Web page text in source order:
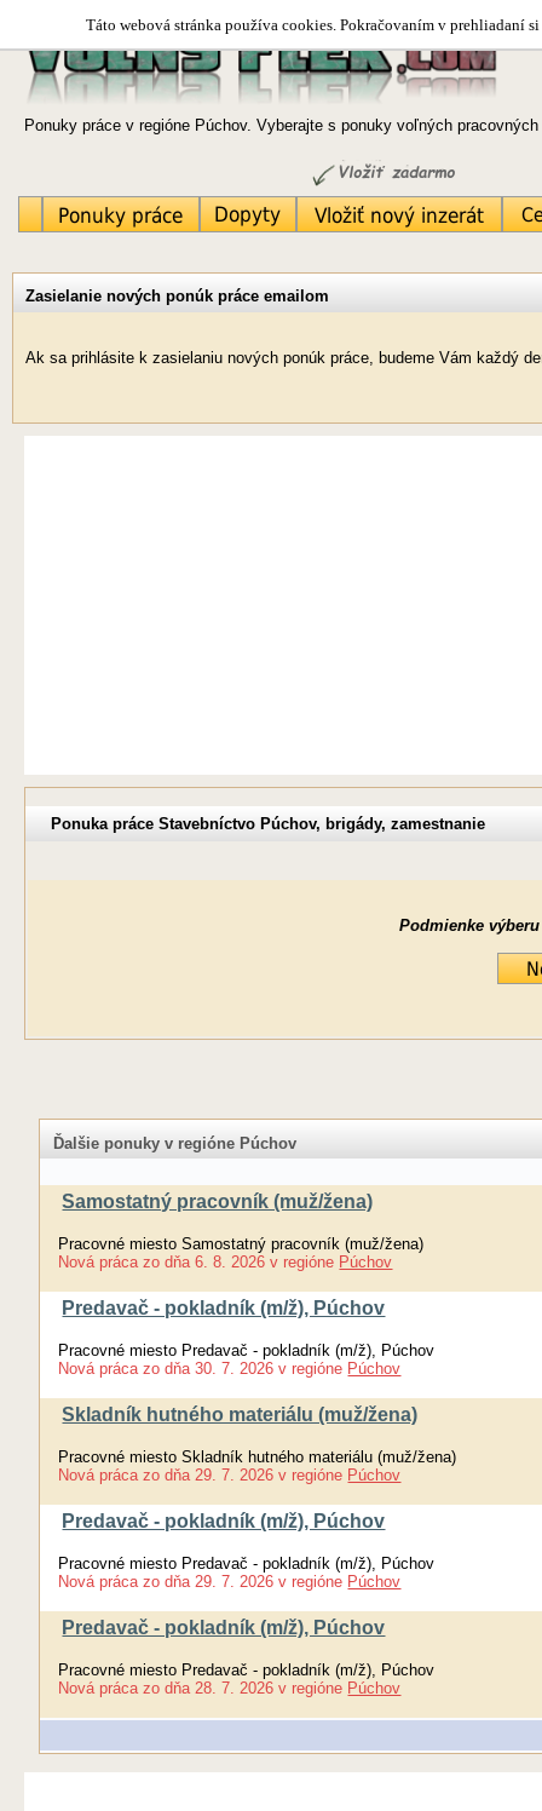
Táto webová stránka používa cookies. Pokračovaním v prehliadaní
Ponuky práce v regióne Púchov. Vyberajte s ponuky voľných
Zasielanie nových ponúk práce emailom
Ak sa prihlásite k zasielaniu nových ponúk práce, budeme Vám každý
Ponuka práce Stavebníctvo Púchov, brigády, zamestnanie
Podmienke výberu
Ďalšie ponuky v regióne Púchov
Samostatný pracovník (muž/žena)
Pracovné miesto Samostatný pracovník (muž/žena)
Nová práca zo dňa 6. 8. 2026 v regióne Púchov
Predavač - pokladník (m/ž), Púchov
Pracovné miesto Predavač - pokladník (m/ž), Púchov
Nová práca zo dňa 30. 7. 2026 v regióne Púchov
Skladník hutného materiálu (muž/žena)
Pracovné miesto Skladník hutného materiálu (muž/žena)
Nová práca zo dňa 29. 7. 2026 v regióne Púchov
Predavač - pokladník (m/ž), Púchov
Pracovné miesto Predavač - pokladník (m/ž), Púchov
Nová práca zo dňa 29. 7. 2026 v regióne Púchov
Predavač - pokladník (m/ž), Púchov
Pracovné miesto Predavač - pokladník (m/ž), Púchov
Nová práca zo dňa 28. 7. 2026 v regióne Púchov